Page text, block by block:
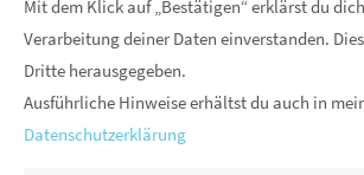
Mit dem Klick auf „Bestätigen“ erklärst du
Verarbeitung deiner Daten einverstanden.
Dritte herausgegeben.
Ausführliche Hinweise erhältst du auch in
Datenschutzerklärung